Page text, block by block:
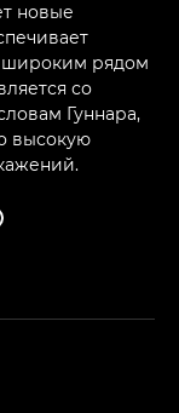
новые
широким рядом
со
Гуннара,
высокую